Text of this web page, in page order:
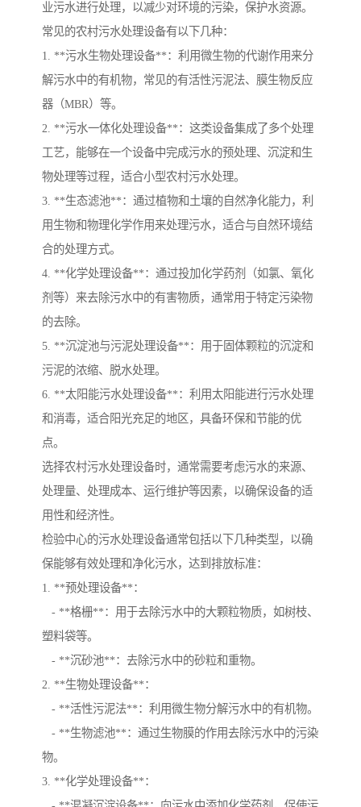
业污水进行处理，以减少对环境的污染，保护水资源。
常见的农村污水处理设备有以下几种：
1. **污水生物处理设备**：利用微生物的代谢作用来分
解污水中的有机物，常见的有活性污泥法、膜生物反应
器（MBR）等。
2. **污水一体化处理设备**：这类设备集成了多个处理
工艺，能够在一个设备中完成污水的预处理、沉淀和生
物处理等过程，适合小型农村污水处理。
3. **生态滤池**：通过植物和土壤的自然净化能力，利
用生物和物理化学作用来处理污水，适合与自然环境结
合的处理方式。
4. **化学处理设备**：通过投加化学药剂（如氯、氧化
剂等）来去除污水中的有害物质，通常用于特定污染物
的去除。
5. **沉淀池与污泥处理设备**：用于固体颗粒的沉淀和
污泥的浓缩、脱水处理。
6. **太阳能污水处理设备**：利用太阳能进行污水处理
和消毒，适合阳光充足的地区，具备环保和节能的优
点。
选择农村污水处理设备时，通常需要考虑污水的来源、
处理量、处理成本、运行维护等因素，以确保设备的适
用性和经济性。
检验中心的污水处理设备通常包括以下几种类型，以确
保能够有效处理和净化污水，达到排放标准：
1. **预处理设备**：
- **格栅**：用于去除污水中的大颗粒物质，如树枝、
塑料袋等。
- **沉砂池**：去除污水中的砂粒和重物。
2. **生物处理设备**：
- **活性污泥法**：利用微生物分解污水中的有机物。
- **生物滤池**：通过生物膜的作用去除污水中的污染
物。
3. **化学处理设备**：